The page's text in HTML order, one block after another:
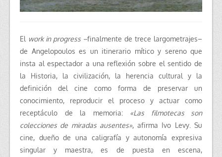
El work in progress –finalmente de trece largometrajes–
de Angelopoulos es un itinerario mítico y sereno que
insta al espectador a una reflexión sobre el sentido de
la Historia, la civilización, la herencia cultural y la
definición del cine como forma de preservar un
conocimiento, reproducir el proceso y actuar como
receptáculo de la memoria: «Las filmotecas son
colecciones de miradas ausentes», afirma Ivo Levy. Su
cine, dueño de una caligrafía y autonomía expresiva
singular y maestra, es de puesta en escena,